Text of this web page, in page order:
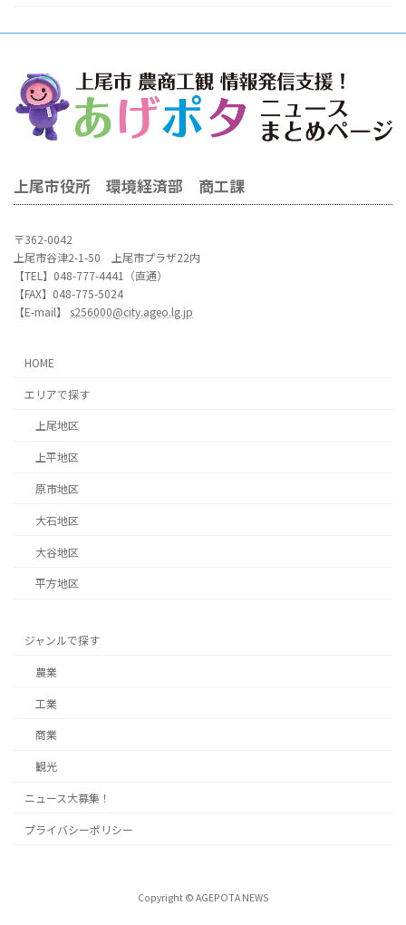
上尾市役所 環境経済部 商工課
〒362-0042
上尾市谷津2-1-50 上尾市プラザ22内
【TEL】048-777-4441（直通）
【FAX】048-775-5024
【E-mail】 s256000@city.ageo.lg.jp
HOME
エリアで探す
上尾地区
上平地区
原市地区
大石地区
大谷地区
平方地区
ジャンルで探す
農業
工業
商業
観光
ニュース大募集！
プライバシーポリシー
Copyright © AGEPOTA NEWS